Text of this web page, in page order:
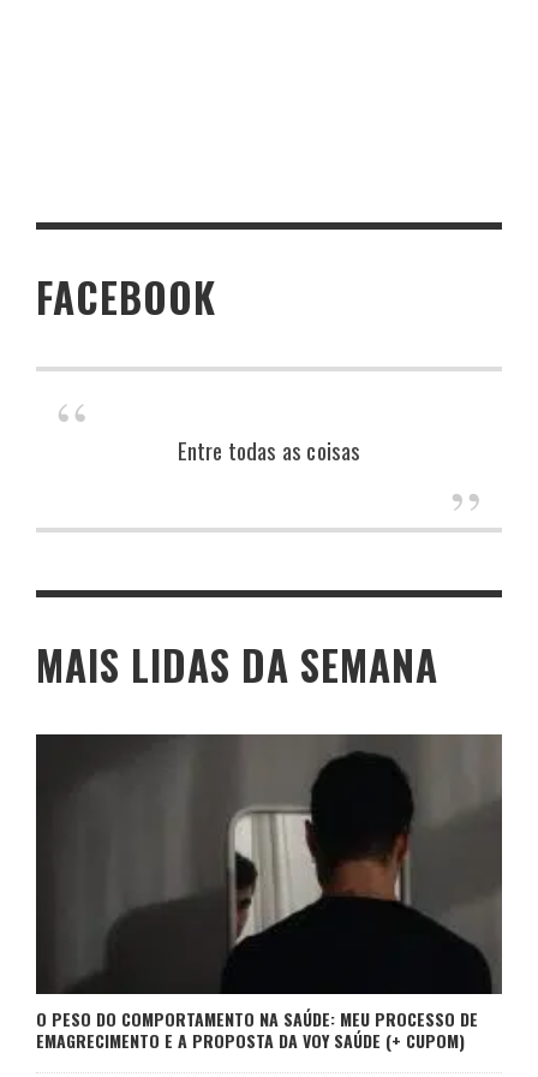
FACEBOOK
Entre todas as coisas
MAIS LIDAS DA SEMANA
O PESO DO COMPORTAMENTO NA SAÚDE: MEU PROCESSO DE
EMAGRECIMENTO E A PROPOSTA DA VOY SAÚDE (+ CUPOM)